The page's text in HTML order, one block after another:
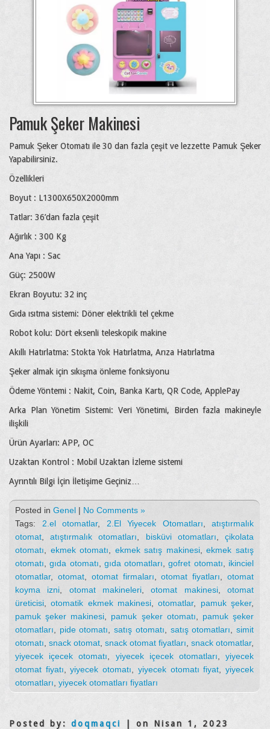
Pamuk Şeker Makinesi
Pamuk Şeker Otomatı ile 30 dan fazla çeşit ve lezzette Pamuk Şeker
Yapabilirsiniz.
Özellikleri
Boyut : L1300X650X2000mm
Tatlar: 36’dan fazla çeşit
Ağırlık : 300 Kg
Ana Yapı : Sac
Güç: 2500W
Ekran Boyutu: 32 inç
Gıda ısıtma sistemi: Döner elektrikli tel çekme
Robot kolu: Dört eksenli teleskopik makine
Akıllı Hatırlatma: Stokta Yok Hatırlatma, Arıza Hatırlatma
Şeker almak için sıkışma önleme fonksiyonu
Ödeme Yöntemi : Nakit, Coin, Banka Kartı, QR Code, ApplePay
Arka Plan Yönetim Sistemi: Veri Yönetimi, Birden fazla makineyle
ilişkili
Ürün Ayarları: APP, OC
Uzaktan Kontrol : Mobil Uzaktan İzleme sistemi
Ayrıntılı Bilgi İçin İletişime Geçiniz…
Posted in Genel | No Comments »
Tags: 2.el otomatlar, 2.El Yiyecek Otomatları
atıştırmalık
otomat ,atıştırmalık otomatları bisküvi otomatları ,çikolata
otomatı
ekmek otomatı ekmek satış makinesi,ekmek satış
otomatı ,gıda otomatı gıda otomatları ,gofret otomatı
ikinciel
otomatlar, otomat, otomat firmaları ,otomat fiyatları ,otomat
koyma izni
otomat makineleri ,otomat makinesi,otomat
üreticisi ,otomatik ekmek makinesi ,otomatlar, pamuk şeker,
pamuk şeker makinesi
pamuk şeker otomatı
pamuk şeker
otomatları
pide otomatı ,satış otomatı satış otomatları ,simit
otomatı snack otomat snack otomat fiyatları snack otomatlar,
yiyecek içecek otomatı
yiyecek içecek otomatları ,yiyecek
otomat fiyatı ,yiyecek otomatı yiyecek otomatı fiyat ,yiyecek
otomatları yiyecek otomatları fiyatları
Posted by: doqmaqci | on Nisan 1, 2023